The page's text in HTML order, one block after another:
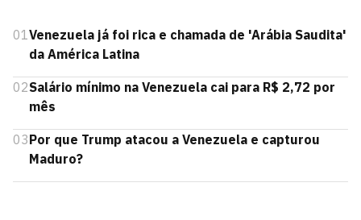
01Venezuela já foi rica e chamada de 'Arábia Saudita'
da América Latina
02Salário mínimo na Venezuela cai para R$ 2,72 por
mês
03Por que Trump atacou a Venezuela e capturou
Maduro?